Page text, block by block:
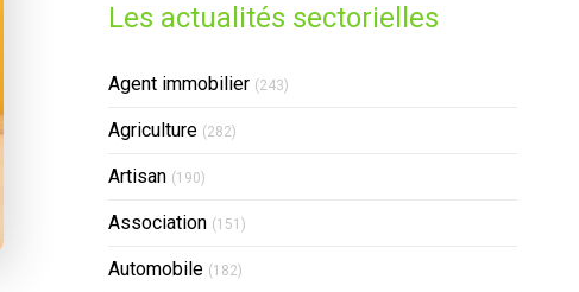
Les actualités sectorielles
Agent immobilier (243)
Agriculture (282)
Artisan (190)
Association (151)
Automobile (182)